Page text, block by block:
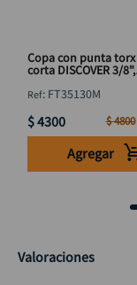
Copa con punta torx
corta DISCOVER 3/8",
: FT35130M
$4300 $4800
Agregar
Valoraciones